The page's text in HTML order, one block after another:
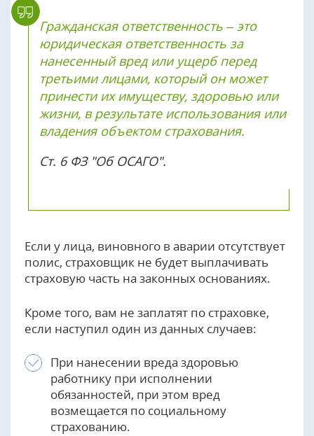
Гражданская ответственность – это
юридическая ответственность за
нанесенный вред или ущерб перед
третьими лицами, который он может
принести их имуществу, здоровью или
жизни, в результате использования или
владения объектом страхования.
Ст. 6 ФЗ "Об ОСАГО".
Если у лица, виновного в аварии отсутствует
полис, страховщик не будет выплачивать
страховую часть на законных основаниях.
Кроме того, вам не заплатят по страховке,
если наступил один из данных случаев:
При нанесении вреда здоровью
работнику при исполнении
обязанностей, при этом вред
возмещается по социальному
страхованию.